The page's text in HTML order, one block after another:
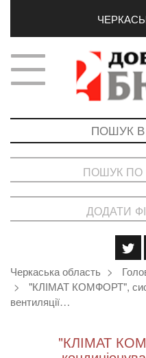
ПОШУК ПО
ДОДАТИ
Черкаська область
"КЛІМАТ КОМФОРТ",
вентиляції…
"КЛІМАТ